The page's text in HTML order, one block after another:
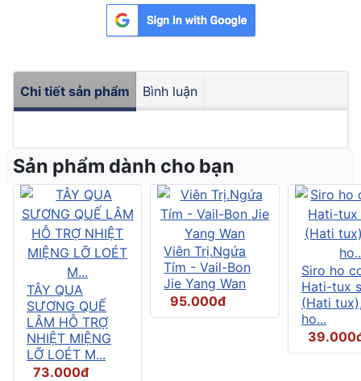
Chi tiết sản phẩm Bình luận
Sản phẩm dành cho bạn
TÂY QUA
SƯƠNG QUẾ
LÂM HỖ TRỢ
NHIỆT MIỆNG
LỠ LOÉT M...
73.000đ
Viên Trị.Ngứa
Tím - Vail-Bon
Jie Yang Wan
95.000đ
Siro ho
Hati-tux
(Hati
ho...